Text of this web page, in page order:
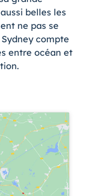
belles les
ne pas se
compte
entre océan et